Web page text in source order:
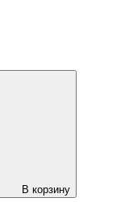
В корзину